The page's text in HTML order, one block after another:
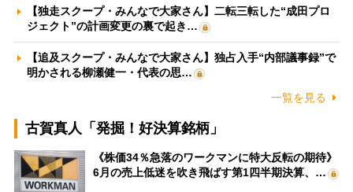
【独走スクープ・みんなで大家さん】二転三転した“成田プロ
ジェクト”の計画変更の裏で起き…
【追及スクープ・みんなで大家さん】独占入手“内部議事録”で
明かされる柳瀬健一・代表の思…
一覧を見る
古賀真人「発掘！好決算銘柄」
《株価34％急落のワークマンに特大反転の期待》
6月の売上低迷を吹き飛ばす第1四半期決算、…